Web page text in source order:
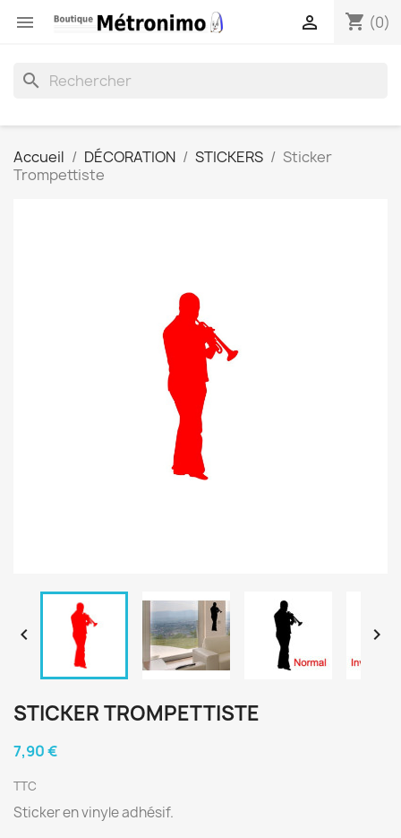
 shopping_cart (0)

search
Accueil DÉCORATION STICKERS
Sticker
Trompettiste
 
STICKER TROMPETTISTE
7,90 €
TTC
Sticker en vinyle adhésif.